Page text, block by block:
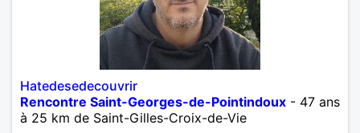
Hatedesedecouvrir
Rencontre Saint-Georges-de-Pointindoux - 47 ans
à 25 km de Saint-Gilles-Croix-de-Vie